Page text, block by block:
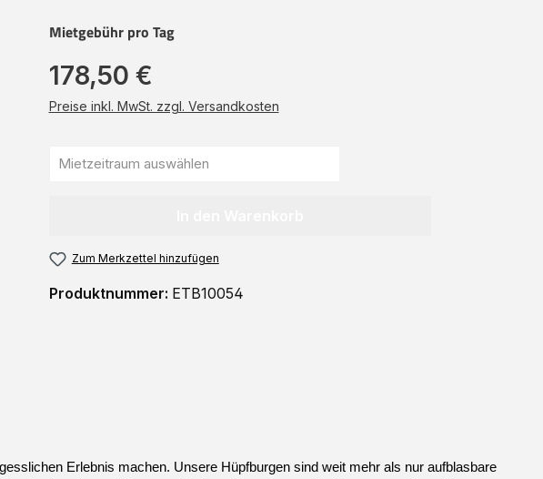
Mietgebühr pro Tag
178,50 €
Preise inkl. MwSt. zzgl. Versandkosten
Zum Merkzettel hinzufügen
Produktnummer: ETB10054
Erlebnis machen. Unsere Hüpfburgen sind weit mehr als nur aufblasbare